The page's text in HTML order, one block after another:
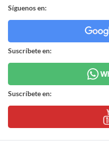
Síguenos en:
Suscríbete en:
Suscríbete en: